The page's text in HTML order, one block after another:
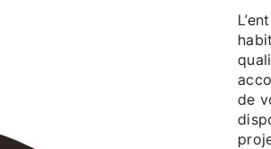
de